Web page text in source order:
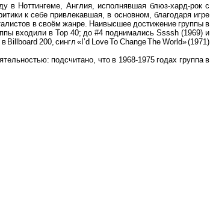
в Ноттингеме, Англия, исполнявшая блюз-хард-рок с
к себе привлекавшая, в основном, благодаря игре
в своём жанре. Наивысшее достижение группы в
входили в Top 40; до #4 поднимались Ssssh (1969) и
200, сингл «I’d Love To Change The World» (1971)
подсчитано, что в 1968-1975 годах группа в